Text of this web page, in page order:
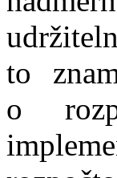
to
o